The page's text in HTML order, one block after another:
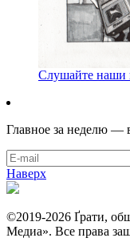
Слушайте наши
Главное за неделю —
Наверх
©2019-2026 Ґрати,
Медиа». Все права